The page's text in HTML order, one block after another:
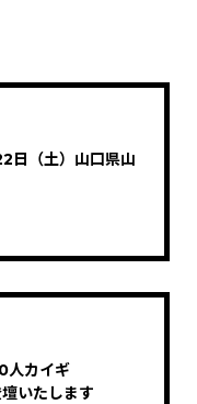
日（土）山口県山
人カイギ
いたします